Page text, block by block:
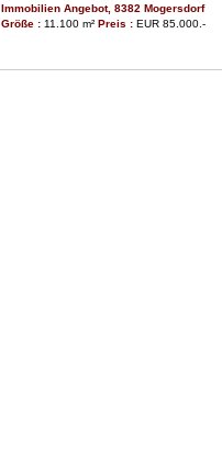
Immobilien Angebot, 8382 Mogersdorf
Größe : 11.100 m² Preis : EUR 85.000.-